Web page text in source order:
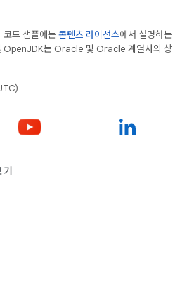
코드 샘플에는 콘텐츠 라이선스에서 설명하는
OpenJDK는 Oracle 및 Oracle 계열사의 상